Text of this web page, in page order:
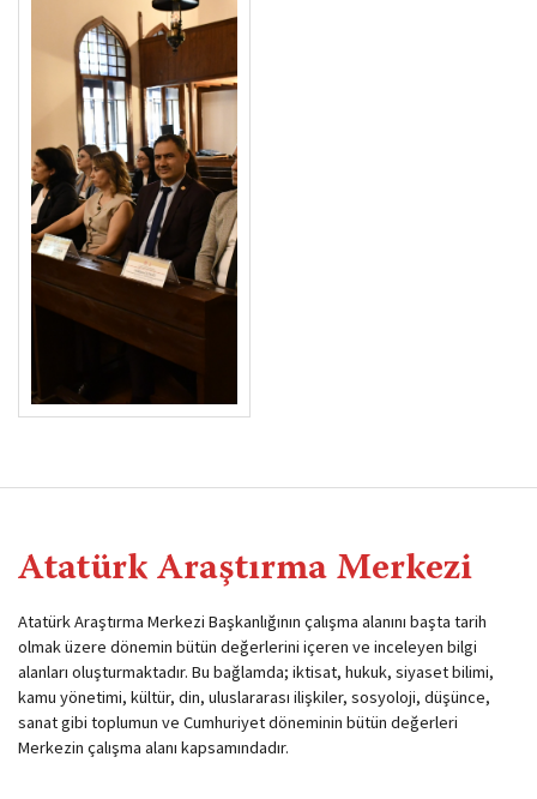
Atatürk Araştırma Merkezi
Atatürk Araştırma Merkezi Başkanlığının çalışma alanını başta tarih
olmak üzere dönemin bütün değerlerini içeren ve inceleyen bilgi
alanları oluşturmaktadır. Bu bağlamda; iktisat, hukuk, siyaset bilimi,
kamu yönetimi, kültür, din, uluslararası ilişkiler, sosyoloji, düşünce,
sanat gibi toplumun ve Cumhuriyet döneminin bütün değerleri
Merkezin çalışma alanı kapsamındadır.